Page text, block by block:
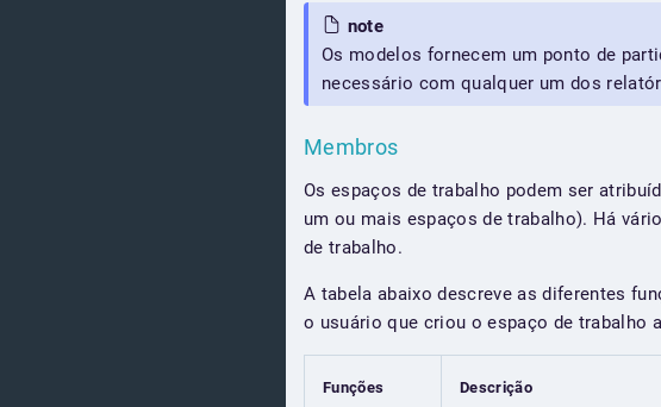
note
Os modelos fornecem um ponto de
necessário com qualquer um dos
Membros
Os espaços de trabalho podem ser
um ou mais espaços de trabalho). Há
de trabalho.
A tabela abaixo descreve as diferentes
o usuário que criou o espaço de trabalho
Funções Descrição